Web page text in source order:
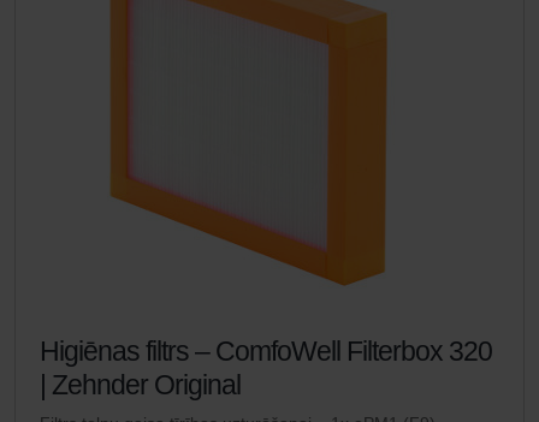
Higiēnas filtrs – ComfoWell Filterbox 320
| Zehnder Original